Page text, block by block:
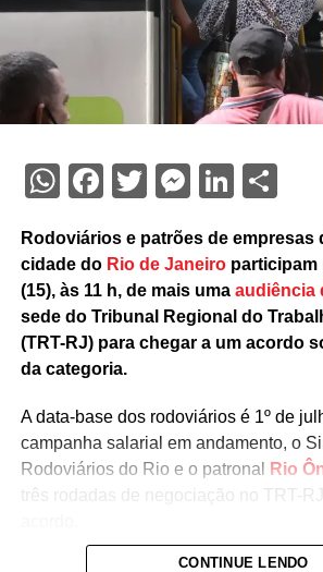
WhatsApp
Facebook
Twitter
Rodoviários e patrões de empresas
cidade do Rio de Janeiroparticipam
(15), às 11 h, de mais uma audiência
sede do Tribunal Regional do
(TRT-RJ) para chegar a um acordo
da categoria.
A data-base dos rodoviários é 1º de
campanha salarial em andamento, o
Rodoviários do Rio e o patronal Rio
três rodadas de negociação no TRT-
CONTINUE LENDO